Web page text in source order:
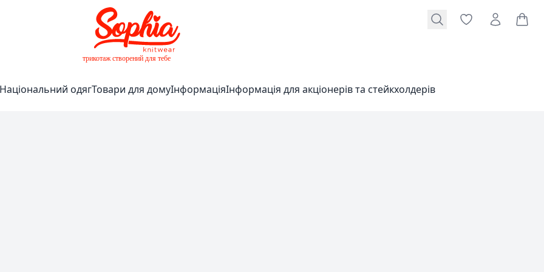
Національний одягТовари для домуІнформаціяІнформація для акціонерів та стейкхолдерів